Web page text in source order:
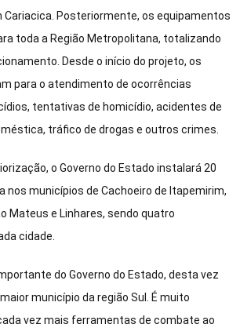
Cariacica. Posteriormente, os equipamentos
toda a Região Metropolitana, totalizando
Desde o início do projeto, os
para o atendimento de ocorrências
tentativas de homicídio, acidentes de
tráfico de drogas e outros crimes.
o Governo do Estado instalará 20
nos municípios de Cachoeiro de Itapemirim,
Mateus e Linhares, sendo quatro
cidade.
do Governo do Estado, desta vez
município da região Sul. É muito
vez mais ferramentas de combate ao